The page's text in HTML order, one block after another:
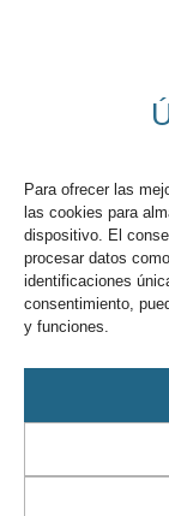
Para ofrecer las
las cookies para
dispositivo. El
procesar datos
identificaciones
consentimiento,
y funciones.
volveremos a
Navideños.